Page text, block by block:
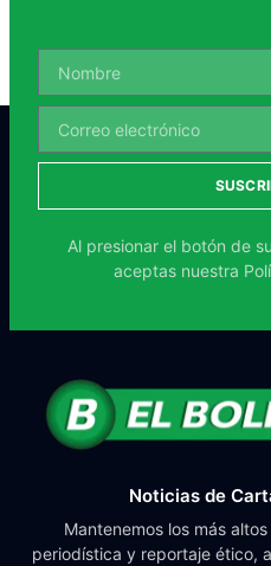
Al presionar el botón de
aceptas nuestra
Noticias de
Mantenemos los más
periodística y reportaje ético,